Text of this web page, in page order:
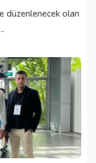
düzenlenecek olan